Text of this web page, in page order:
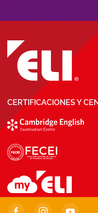
CERTIFICACIONES Y